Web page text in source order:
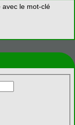
avec le mot-clé